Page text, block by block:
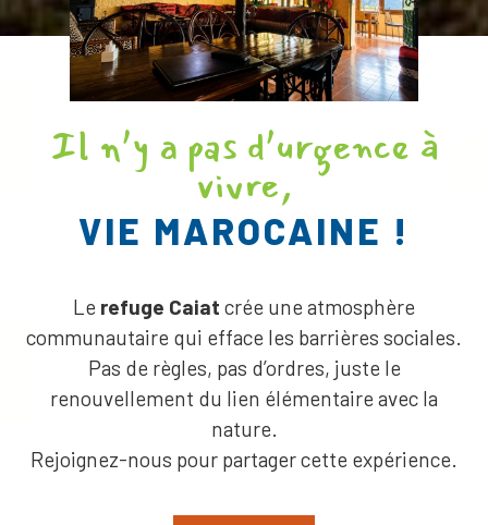
Il n’y a pas d’urgence à
vivre,
VIE MAROCAINE !
Le refuge Caiat crée une atmosphère
communautaire qui efface les barrières sociales.
Pas de règles, pas d’ordres, juste le
renouvellement du lien élémentaire avec la
nature.
Rejoignez-nous pour partager cette expérience.